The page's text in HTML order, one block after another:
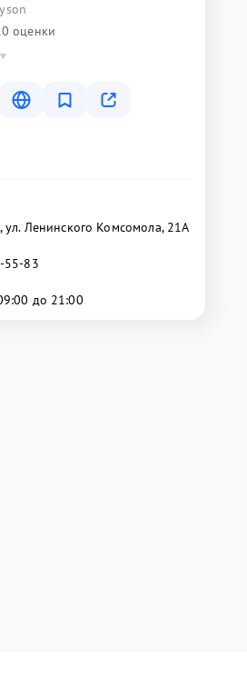
оценки
ул. Ленинского Комсомола, 21А
55-83
до 21:00